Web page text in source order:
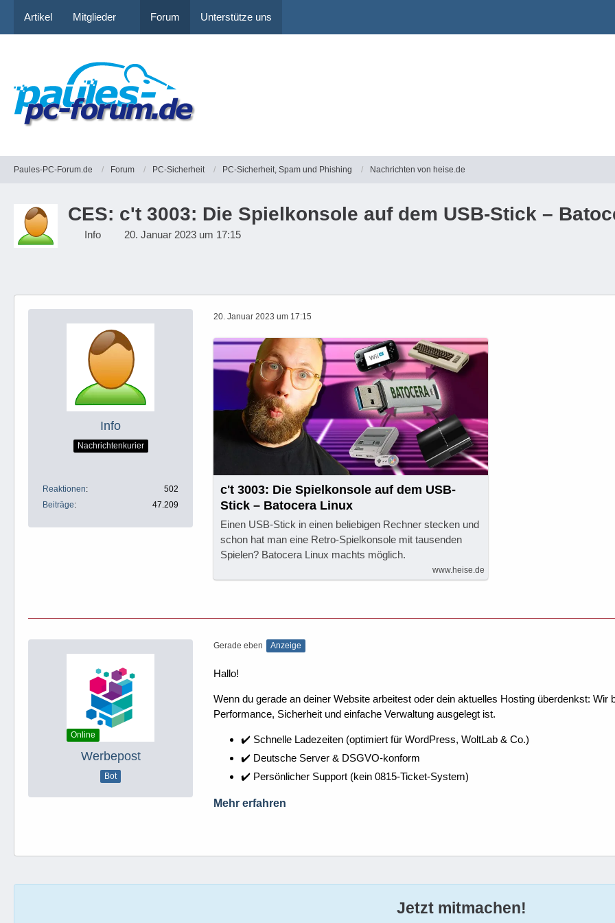
Artikel Mitglieder Forum Unterstütze uns
Paules-PC-Forum.de Forum PC-Sicherheit PC-Sicherheit, Spam und Phishing Nachrichten von heise.de
CES: c't 3003: Die Spielkonsole auf dem USB-Stick –
Info 20. Januar 2023 um 17:15
Info
Nachrichtenkurier
Reaktionen
502
Beiträge
47.209
20. Januar 2023 um 17:15
c't 3003: Die Spielkonsole auf dem USB-
Stick – Batocera Linux
Einen USB-Stick in einen beliebigen Rechner stecken und
schon hat man eine Retro-Spielkonsole mit tausenden
Spielen? Batocera Linux machts möglich.
www.heise.de
Online
Werbepost
Bot
Gerade eben Anzeige
Hallo!
Wenn du gerade an deiner Website arbeitest oder dein aktuelles Hosting überdenkst:
Performance, Sicherheit und einfache Verwaltung ausgelegt ist.
✔️ Schnelle Ladezeiten (optimiert für WordPress, WoltLab & Co.)
✔️ Deutsche Server & DSGVO-konform
✔️ Persönlicher Support (kein 0815-Ticket-System)
Mehr erfahren
Jetzt mitmachen!